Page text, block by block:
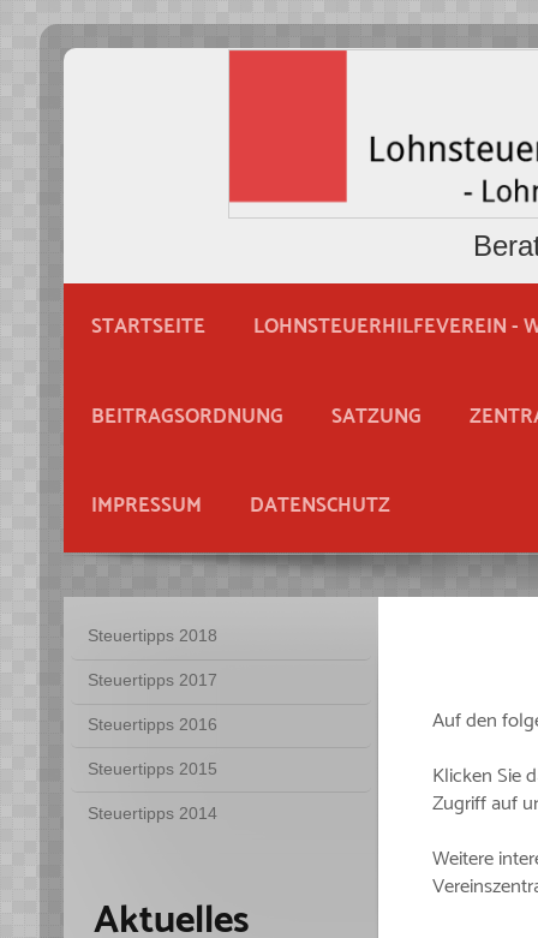
STARTSEITE LOHNSTEUERHILFEVEREIN -
BEITRAGSORDNUNG SATZUNG
IMPRESSUM DATENSCHUTZ
Auf den
Klicken Sie
Zugriff auf
Weitere
Steuertipps 2018
Steuertipps 2017
Steuertipps 2016
Steuertipps 2015
Steuertipps 2014
Aktuelles